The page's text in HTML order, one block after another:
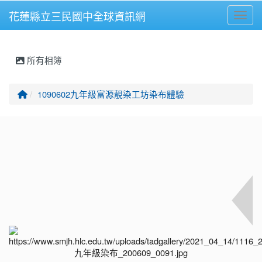
⏸
花蓮縣立三民國中全球資訊網
所有相簿
回首頁
1090602九年級富源靚染工坊染布體驗